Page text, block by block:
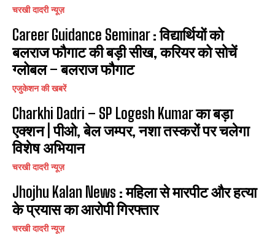
चरखी दादरी न्यूज़
Career Guidance Seminar : विद्यार्थियों को
बलराज फौगाट की बड़ी सीख, करियर को सोचें
ग्लोबल – बलराज फौगाट
एजुकेशन की खबरें
Charkhi Dadri – SP Logesh Kumar का बड़ा
एक्शन | पीओ, बेल जम्पर, नशा तस्करों पर चलेगा
विशेष अभियान
चरखी दादरी न्यूज़
Jhojhu Kalan News : महिला से मारपीट और हत्या
के प्रयास का आरोपी गिरफ्तार
चरखी दादरी न्यूज़